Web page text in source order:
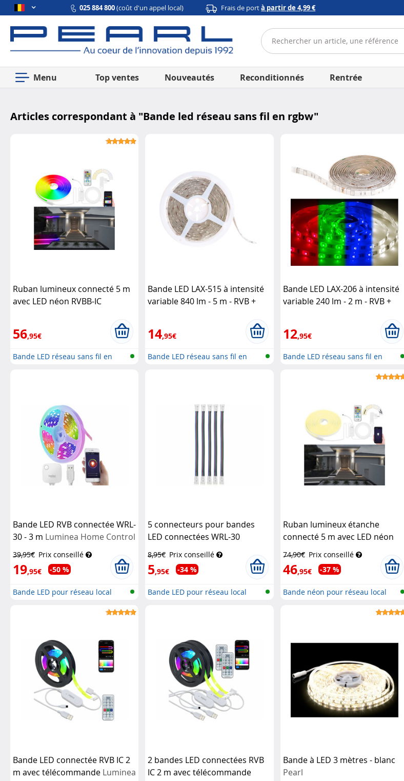
025 884 800(coût d'un appel local) Frais de portà partir de 4,99 €
Menu Top ventes Nouveautés Reconditionnés Rentrée
Articles correspondant à "Bande led réseau sans fil en rgbw"
Ruban lumineux connecté 5 m
avec LED néon RVBB-IC
56,95€
Bande LED réseau sans fil en
Bande LED LAX-515 à intensité
variable 840 lm - 5 m - RVB +
14,95€
Bande LED réseau sans fil en
Bande LED LAX-206 à intensité
variable 240 lm - 2 m - RVB +
12,95€
Bande LED réseau sans fil en
Bande LED RVB connectée WRL-
30 - 3 m Luminea Home Control
39,95€ Prix conseillé
19,95€ -50 %
Bande LED pour réseau local
5 connecteurs pour bandes
LED connectées WRL-30
Luminea Home Control
8,95€ Prix conseillé
5,95€ -34 %
Bande LED pour réseau local
Ruban lumineux étanche
connecté 5 m avec LED néon
74,90€ Prix conseillé
46,95€ -37 %
Bande néon pour réseau local
Bande LED connectée RVB IC 2
m avec télécommande Luminea
2 bandes LED connectées RVB
IC 2 m avec télécommande
Bande à LED 3 mètres - blanc
Pearl